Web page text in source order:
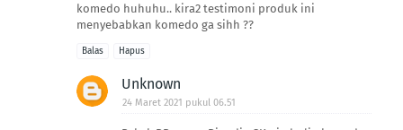
komedo huhuhu.. kira2 testimoni produk ini
menyebabkan komedo ga sihh ??
Balas Hapus
Unknown
24 Maret 2021 pukul 06.51